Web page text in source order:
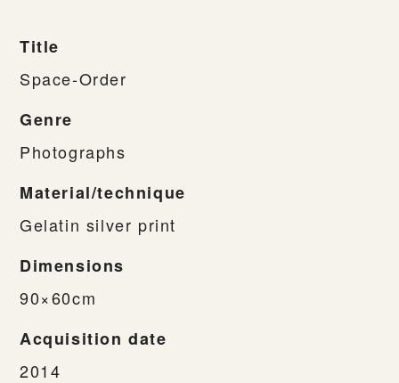
Title
Space-Order
Genre
Photographs
Material/technique
Gelatin silver print
Dimensions
90×60cm
Acquisition date
2014